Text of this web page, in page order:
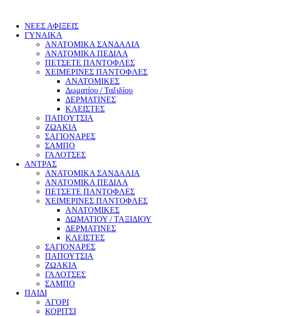
ΝΕΕΣ ΑΦΙΞΕΙΣ
ΓΥΝΑΙΚΑ
ΑΝΑΤΟΜΙΚΑ ΣΑΝΔΑΛΙΑ
ΑΝΑΤΟΜΙΚΑ ΠΕΔΙΛΑ
ΠΕΤΣΕΤΕ ΠΑΝΤΟΦΛΕΣ
ΧΕΙΜΕΡΙΝΕΣ ΠΑΝΤΟΦΛΕΣ
ΑΝΑΤΟΜΙΚΕΣ
Δωματίου / Ταξιδίου
ΔΕΡΜΑΤΙΝΕΣ
ΚΛΕΙΣΤΕΣ
ΠΑΠΟΥΤΣΙΑ
ΖΩΑΚΙΑ
ΣΑΓΙΟΝΑΡΕΣ
ΣΑΜΠΟ
ΓΑΛΟΤΣΕΣ
ΑΝΤΡΑΣ
ΑΝΑΤΟΜΙΚΑ ΣΑΝΔΑΛΙΑ
ΑΝΑΤΟΜΙΚΑ ΠΕΔΙΛΑ
ΠΕΤΣΕΤΕ ΠΑΝΤΟΦΛΕΣ
ΧΕΙΜΕΡΙΝΕΣ ΠΑΝΤΟΦΛΕΣ
ΑΝΑΤΟΜΙΚΕΣ
ΔΩΜΑΤΙΟΥ / ΤΑΞΙΔΙΟΥ
ΔΕΡΜΑΤΙΝΕΣ
ΚΛΕΙΣΤΕΣ
ΣΑΓΙΟΝΑΡΕΣ
ΠΑΠΟΥΤΣΙΑ
ΖΩΑΚΙΑ
ΓΑΛΟΤΣΕΣ
ΣΑΜΠΟ
ΠΑΙΔΙ
ΑΓΟΡΙ
ΚΟΡΙΤΣΙ